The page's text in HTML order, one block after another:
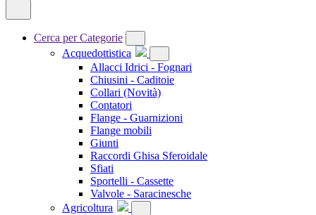
Cerca per Categorie
Acquedottistica
Allacci Idrici - Fognari
Chiusini - Caditoie
Collari (Novità)
Contatori
Flange - Guarnizioni
Flange mobili
Giunti
Raccordi Ghisa Sferoidale
Sfiati
Sportelli - Cassette
Valvole - Saracinesche
Agricoltura